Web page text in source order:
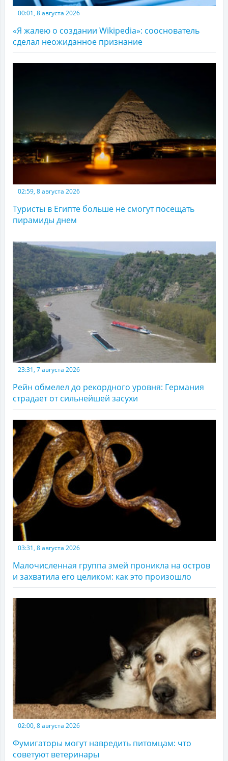
00:01, 8 августа 2026
«Я жалею о создании Wikipedia»: сооснователь
сделал неожиданное признание
02:59, 8 августа 2026
Туристы в Египте больше не смогут посещать
пирамиды днем
23:31, 7 августа 2026
Рейн обмелел до рекордного уровня: Германия
страдает от сильнейшей засухи
03:31, 8 августа 2026
Малочисленная группа змей проникла на остров
и захватила его целиком: как это произошло
02:00, 8 августа 2026
Фумигаторы могут навредить питомцам: что
советуют ветеринары